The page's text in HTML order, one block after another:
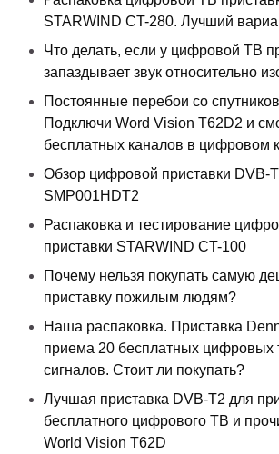
STARWIND CT-280. Лучший
Что делать, если у цифровой ТВ
запаздывает звук относительно
Постоянные перебои со
Подключи Word Vision T62D2 и
бесплатных каналов в цифровом
Обзор цифровой приставки DVB-
SMP001HDT2
Распаковка и тестирование
приставки STARWIND CT-100
Почему нельзя покупать самую
приставку пожилым людям?
Наша распаковка. Приставка
приема 20 бесплатных цифровых
сигналов. Стоит ли покупать?
Лучшая приставка DVB-T2 для
бесплатного цифрового ТВ и
World Vision T62D